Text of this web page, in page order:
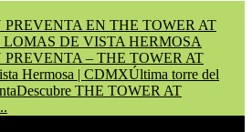
EN THE TOWER AT
DE VISTA HERMOSA
– THE TOWER AT
Hermosa | CDMXÚltima torre del
THE TOWER AT